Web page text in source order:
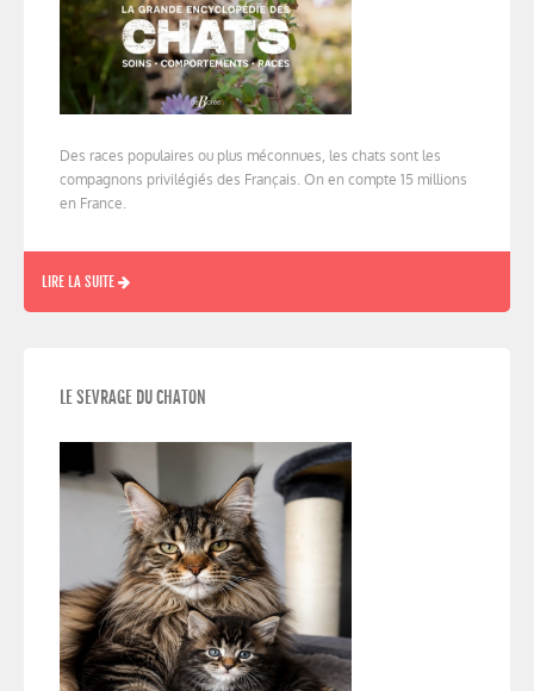
Des races populaires ou plus méconnues, les chats sont les
compagnons privilégiés des Français. On en compte 15 millions
en France.
LIRE LA SUITE
LE SEVRAGE DU CHATON